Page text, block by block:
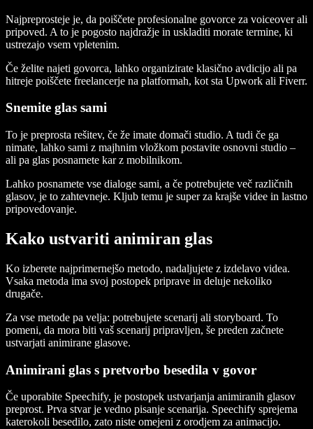
Najpreprosteje je, da poiščete profesionalne govorce za voiceover ali
pripoved. A to je pogosto najdražje in uskladiti morate termine, ki
ustrezajo vsem vpletenim.
Če želite najeti govorca, lahko organizirate klasično avdicijo ali pa
hitreje poiščete freelancerje na platformah, kot sta Upwork ali Fiverr.
Snemite glas sami
To je preprosta rešitev, če že imate domači studio. A tudi če ga
nimate, lahko sami z majhnim vložkom postavite osnovni studio –
ali pa glas posnamete kar z mobilnikom.
Lahko posnamete vse dialoge sami, a če potrebujete več različnih
glasov, je to zahtevneje. Kljub temu je super za krajše videe in lastno
pripovedovanje.
Kako ustvariti animiran glas
Ko izberete najprimernejšo metodo, nadaljujete z izdelavo videa.
Vsaka metoda ima svoj postopek priprave in deluje nekoliko
drugače.
Za vse metode pa velja: potrebujete scenarij ali storyboard. To
pomeni, da mora biti vaš scenarij pripravljen, še preden začnete
ustvarjati animirane glasove.
Animirani glas s pretvorbo besedila v govor
Če uporabite Speechify, je postopek ustvarjanja animiranih glasov
preprost. Prva stvar je vedno pisanje scenarija. Speechify sprejema
katerokoli besedilo, zato niste omejeni z orodjem za animacijo.